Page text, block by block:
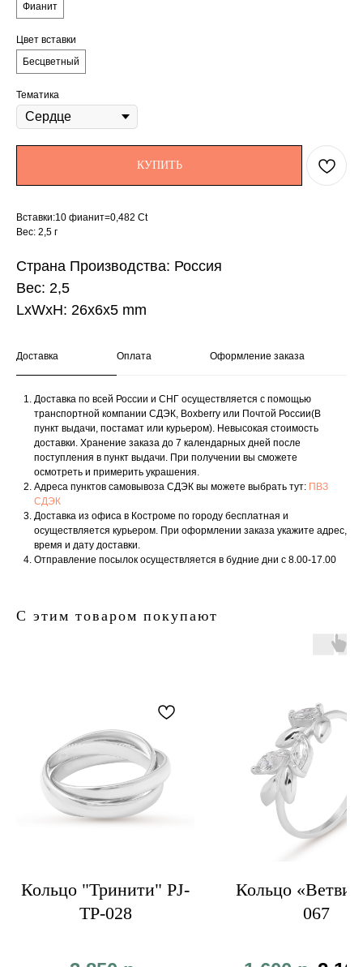
Фианит
Цвет вставки
Бесцветный
Тематика
КУПИТЬ
Вставки:10 фианит=0,482 Ct
Вес: 2,5 г
Страна Производства: Россия
Вес: 2,5
LxWxH: 26x6x5 mm
Доставка Оплата Оформление заказа
Доставка по всей России и СНГ осуществляется с помощью
транспортной компании СДЭК, Boxberry или Почтой России(В
пункт выдачи, постамат или курьером). Невысокая стоимость
доставки. Хранение заказа до 7 календарных дней после
поступления в пункт выдачи. При получении вы сможете
осмотреть и примерить украшения.
Адреса пунктов самовывоза СДЭК вы можете выбрать тут: ПВЗ
СДЭК
Доставка из офиса в Костроме по городу бесплатная и
осуществляется курьером. При оформлении заказа укажите адрес,
время и дату доставки.
Отправление посылок осуществляется в будние дни с 8.00-17.00
С этим товаром покупают
Кольцо "Тринити" PJ-
TP-028
Кольцо «Ветви»
067